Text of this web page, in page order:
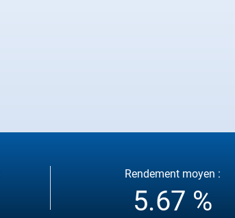
Rendement moyen :
5.67 %